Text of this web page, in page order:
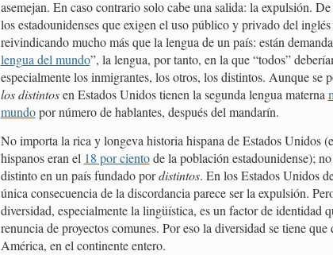
asemejan. En caso contrario solo cabe una salida: la expulsión.
los estadounidenses que exigen el uso público y privado del inglés
reivindicando mucho más que la lengua de un país: están
lengua del mundo”, la lengua, por tanto, en la que “todos”
especialmente los inmigrantes, los otros, los distintos. Aunque se
los distintosen Estados Unidos tienen la segunda lengua materna
mundopor número de hablantes, después del mandarín.
No importa la rica y longeva historia hispana de Estados Unidos
hispanos eran el 18 por cientode la población estadounidense);
distinto en un país fundado pordistintos. En los Estados Unidos
única consecuencia de la discordancia parece ser la expulsión.
diversidad, especialmente la lingüística, es un factor de identidad
renuncia de proyectos comunes. Por eso la diversidad se tiene que
América, en el continente entero.